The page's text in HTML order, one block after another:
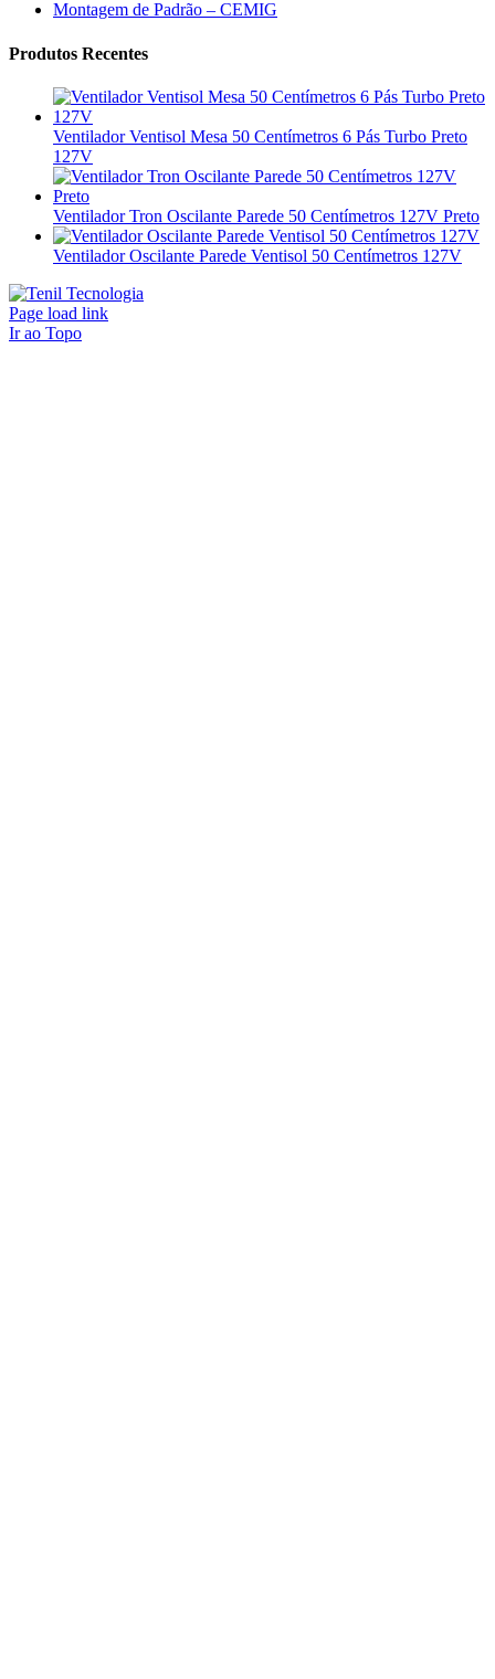
Montagem de Padrão – CEMIG
Produtos Recentes
Ventilador Ventisol Mesa 50 Centímetros 6 Pás Turbo Preto
127V
Ventilador Tron Oscilante Parede 50 Centímetros 127V Preto
Ventilador Oscilante Parede Ventisol 50 Centímetros 127V
Page load link
Ir ao Topo